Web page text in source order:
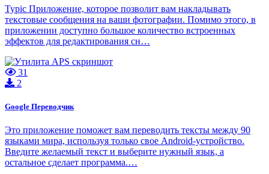
Typic Приложение, которое позволит вам накладывать
текстовые сообщения на ваши фотографии. Помимо этого, в
приложении доступно большое количество встроенных
эффектов для редактирования сн…
31
2
Google Переводчик
Это приложение поможет вам переводить тексты между 90
языками мира, используя только свое Android-устройство.
Введите желаемый текст и выберите нужный язык, а
остальное сделает программа.…